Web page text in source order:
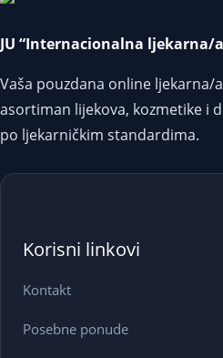
JU “Internacionalna ljekarna/
Vaša pouzdana online ljekarna/
asortiman lijekova, kozmetike i
po ljekarničkim standardima.
Korisni linkovi
Kontakt
Posebne ponude